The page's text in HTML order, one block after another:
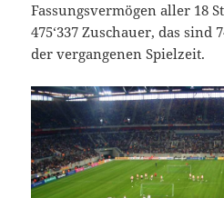
Fassungsvermögen aller 18
475‘337 Zuschauer, das sind
der vergangenen Spielzeit.